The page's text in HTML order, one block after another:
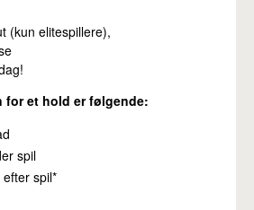
(kun elitespillere),
for et hold er følgende:
spil
spil*